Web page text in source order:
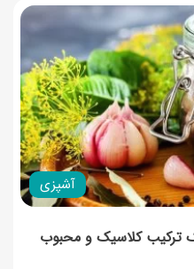
آشپزی
ترکیب کلاسیک و محبوب